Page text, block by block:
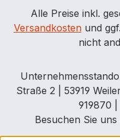
Alle Preise inkl.
Versandkostenund
nicht
Straße 2 | 53919
919870
Besuchen Sie